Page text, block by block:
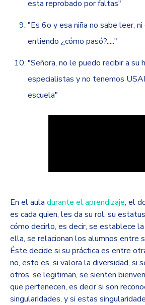
esta reprobado por faltas"
"Es 6o y esa niña no sabe leer, ni
entiendo ¿cómo pasó?....."
"Señora, no le puedo recibir a su
especialistas y no tenemos
escuela"
En el aula durante el aprendizaje, el
es cada quien, les da su rol, su
cómo decirlo, es decir, se establece la
ella, se relacionan los alumnos entre
Éste decide si su práctica es entre
no, esto es, si valora la diversidad, si
otros, se legitiman, se sienten
que pertenecen, es decir si son
singularidades, y si estas